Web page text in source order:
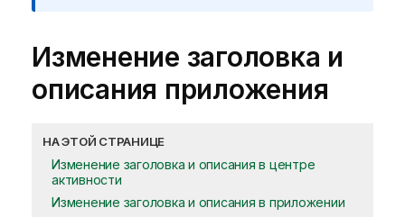
Изменение заголовка и
описания приложения
НА ЭТОЙ СТРАНИЦЕ
Изменение заголовка и описания в центре
активности
Изменение заголовка и описания в приложении